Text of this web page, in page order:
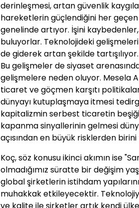
derinleşmesi, artan güvenlik
hareketlerin güçlendiğini her
genelinde artıyor. İşini
buluyorlar. Teknolojideki
de giderek artan şekilde tartışılıyor.
Bu gelişmeler de siyaset
gelişmelere neden oluyor. Mesela
ticaret ve göçmen karşıtı
dünyayı kutuplaşmaya itmesi
kapitalizmin serbest ticaretin
kapanma sinyallerinin gelmesi
açısından en büyük risklerden
Koç, söz konusu ikinci akımın ise
olmadığımız süratte bir değişim
global şirketlerin istihdam
muhakkak etkileyecektir.